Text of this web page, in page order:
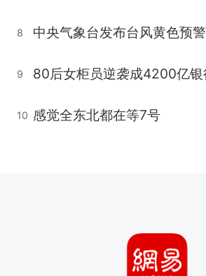
8 中央气象台发布台风黄色预警
9
10 感觉全东北都在等7号